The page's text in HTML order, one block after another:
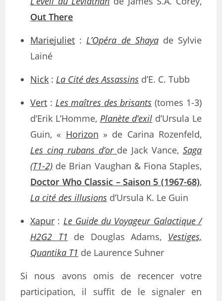
Out There
Mariejuliet :L’Opéra de Shayade Sylvie
Lainé
Nick :La Cité des Assassins d’E. C. Tubb
Vert : Les maîtres des brisants (tomes 1-3)
d’Erik L’Homme, Planète d’exil d’Ursula Le
Guin, « Horizon » de Carina Rozenfeld,
Les cinq rubans d’or de Jack Vance, Saga
(T1-2) de Brian Vaughan & Fiona Staples,
Doctor Who Classic – Saison 5 (1967-68),
La cité des illusions d’Ursula K. Le Guin
Xapur : Le Guide du Voyageur Galactique /
H2G2 T1 de Douglas Adams, Vestiges,
Quantika T1 de Laurence Suhner
Si nous avons omis de recencer votre
participation, il suffit de le signaler en